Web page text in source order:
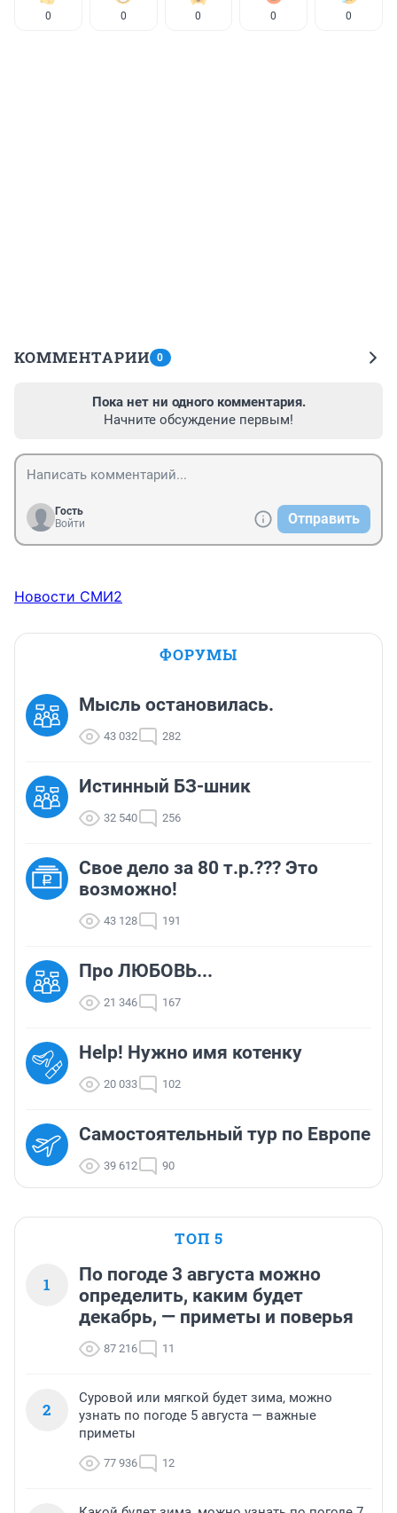
0 0 0 0 0
КОММЕНТАРИИ 0
Пока нет ни одного комментария.
Начните обсуждение первым!
Гость
Войти
Отправить
Новости СМИ2
ФОРУМЫ
Мысль остановилась.
43 032 282
Истинный БЗ-шник
32 540 256
Свое дело за 80 т.р.??? Это
возможно!
43 128 191
Про ЛЮБОВЬ...
21 346 167
Help! Нужно имя котенку
20 033 102
Самостоятельный тур по Европе
39 612 90
ТОП 5
1
По погоде 3 августа можно
определить, каким будет
декабрь, — приметы и поверья
87 216 11
2
Суровой или мягкой будет зима, можно
узнать по погоде 5 августа — важные
приметы
77 936 12